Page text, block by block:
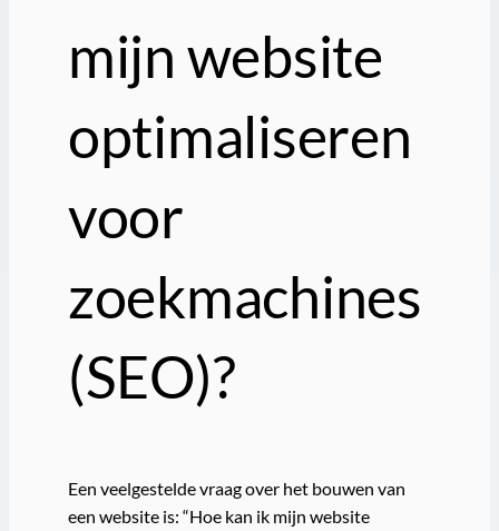
mijn website
optimaliseren
voor
zoekmachines
(SEO)?
Een veelgestelde vraag over het bouwen van
een website is: “Hoe kan ik mijn website